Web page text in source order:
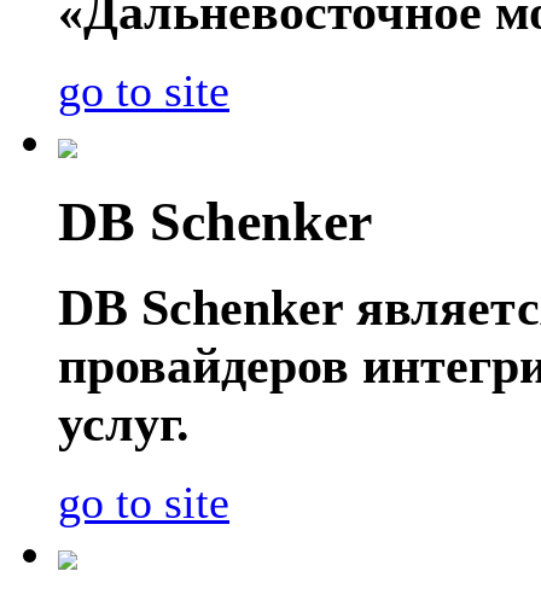
«Дальневосточное
go to site
DB Schenker
DB Schenker
провайдеров
услуг.
go to site